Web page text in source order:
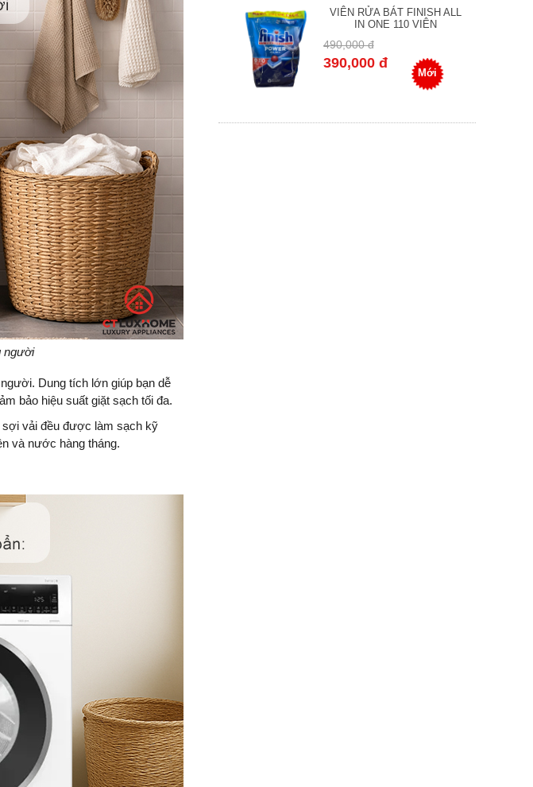
người
Dung tích lớn giúp bạn dễ
bảo hiệu suất giặt sạch tối đa.
sợi vải đều được làm sạch kỹ
và nước hàng tháng.
VIÊN RỬA BÁT FINISH ALL
IN ONE 110 VIÊN
490,000 đ
390,000 đ
Mới